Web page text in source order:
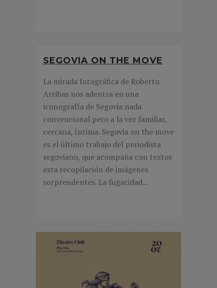
SEGOVIA ON THE MOVE
La mirada fotográfica de Roberto
Arribas nos adentra en una
iconografía de Segovia nada
convencional pero a la vez familiar,
cercana, íntima. Segovia on the move
es el último trabajo del periodista
segoviano, que acompaña con textos
esta recopilación de imágenes
sorprendentes. La fugacidad...